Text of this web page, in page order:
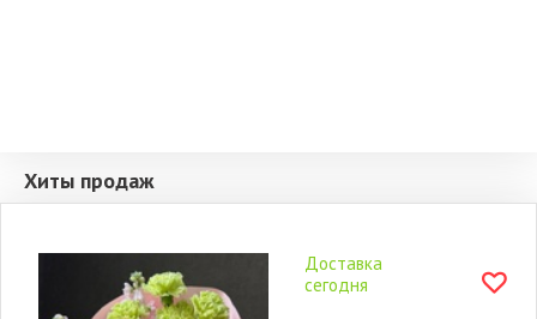
Хиты продаж
Доставка
сегодня